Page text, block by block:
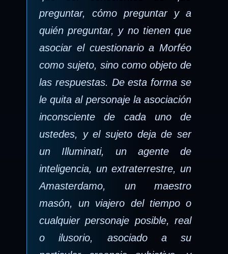
preguntar, cómo preguntar y a
quién preguntar, y no tienen que
asociar el cuestionario a Morféo
como sujeto, sino como objeto de
las respuestas. De esta forma se
le quita al personaje la asociación
inconsciente de cada uno de
ustedes, y el sujeto deja de ser
un Illuminati, un agente de
inteligencia, un extraterrestre, un
Amasterdamo, un maestro
masón, un viajero del tiempo o
cualquier personaje posible, real
o ilusorio, asociado a su